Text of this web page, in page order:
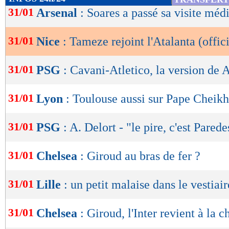
de
OK
31/01 Arsenal : Soares a passé sa visite
31/01 Nice : Tameze rejoint l'Atalanta
31/01 PSG : Cavani-Atletico, la version de
31/01 Lyon : Toulouse aussi sur Pape
31/01 PSG : A. Delort - "le pire, c'est
31/01 Chelsea : Giroud au bras de fer ?
31/01 Lille : un petit malaise dans le
31/01 Chelsea : Giroud, l'Inter revient à la